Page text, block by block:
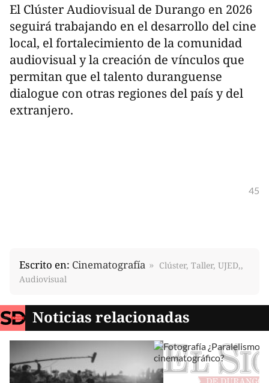
El Clúster Audiovisual de Durango en 2026
seguirá trabajando en el desarrollo del cine
local, el fortalecimiento de la comunidad
audiovisual y la creación de vínculos que
permitan que el talento duranguense
dialogue con otras regiones del país y del
extranjero.
45
Escrito en: Cinematografía
Clúster, Taller, UJED,,
Audiovisual
Noticias relacionadas